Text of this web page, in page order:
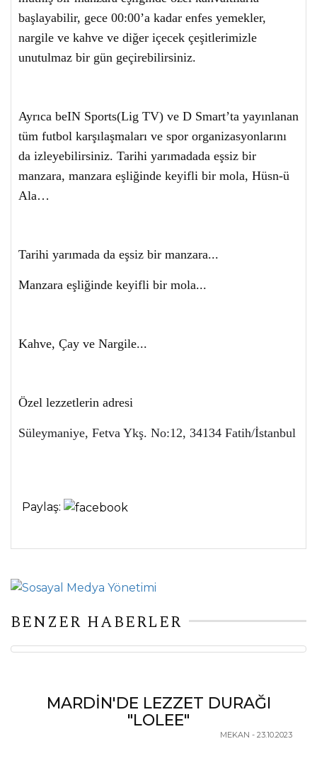
başlayabilir, gece 00:00’a kadar enfes yemekler,
nargile ve kahve ve diğer içecek çeşitlerimizle
unutulmaz bir gün geçirebilirsiniz.
Ayrıca beIN Sports(Lig TV) ve D Smart’ta yayınlanan
tüm futbol karşılaşmaları ve spor organizasyonlarını
da izleyebilirsiniz. Tarihi yarımadada eşsiz bir
manzara, manzara eşliğinde keyifli bir mola, Hüsn-ü
Ala…
Tarihi yarımada da eşsiz bir manzara...
Manzara eşliğinde keyifli bir mola...
Kahve, Çay ve Nargile...
Özel lezzetlerin adresi
Süleymaniye, Fetva Ykş. No:12, 34134 Fatih/İstanbul
Paylaş:
BENZER HABERLER
MARDİN'DE LEZZET DURAĞI
"LOLEE"
MEKAN - 23.10.2023